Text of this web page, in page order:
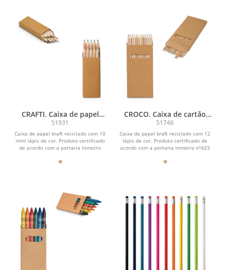
CRAFTI. Caixa de papel
kraft reciclado com 10 mini
lápis de cor
51931
Caixa de papel kraft reciclado com 10
mini lápis de cor. Produto certificado
de acordo com a portaria Inmetro
CROCO. Caixa de cartão
com 12 lápis de cor
51746
Caixa de papel kraft reciclado com 12
lápis de cor. Produto certificado de
acordo com a portaria Inmetro nº423